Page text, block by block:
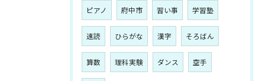
ピアノ 府中市 習い事 学習塾
速読 ひらがな 漢字 そろばん
算数 理科実験 ダンス 空手